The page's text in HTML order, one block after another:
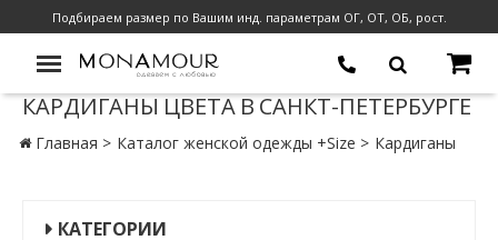
Подбираем размер по Вашим инд. параметрам ОГ, ОТ, ОБ, рост.
КАРДИГАНЫ ЦВЕТА В САНКТ-ПЕТЕРБУРГЕ
Главная Каталог женской одежды +Size Кардиганы
КАТЕГОРИИ